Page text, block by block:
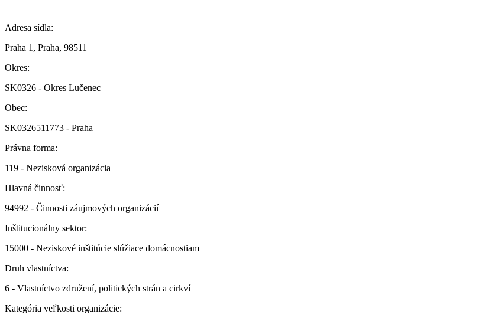
Adresa sídla:
Praha 1, Praha, 98511
Okres:
SK0326 - Okres Lučenec
Obec:
SK0326511773 - Praha
Právna forma:
119 - Nezisková organizácia
Hlavná činnosť:
94992 - Činnosti záujmových organizácií
Inštitucionálny sektor:
15000 - Neziskové inštitúcie slúžiace domácnostiam
Druh vlastníctva:
6 - Vlastníctvo združení, politických strán a cirkví
Kategória veľkosti organizácie: